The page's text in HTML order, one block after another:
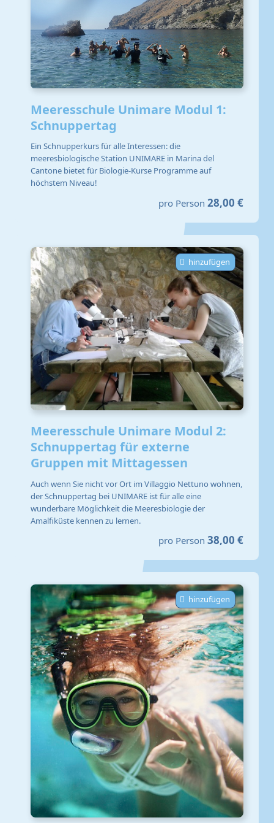
Meeresschule Unimare Modul 1:
Schnuppertag
Ein Schnupperkurs für alle Interessen: die
meeresbiologische Station UNIMARE in Marina del
Cantone bietet für Biologie-Kurse Programme auf
höchstem Niveau!
pro Person 28,00 €
hinzufügen
Meeresschule Unimare Modul 2:
Schnuppertag für externe
Gruppen mit Mittagessen
Auch wenn Sie nicht vor Ort im Villaggio Nettuno wohnen,
der Schnuppertag bei UNIMARE ist für alle eine
wunderbare Möglichkeit die Meeresbiologie der
Amalfiküste kennen zu lernen.
pro Person 38,00 €
hinzufügen